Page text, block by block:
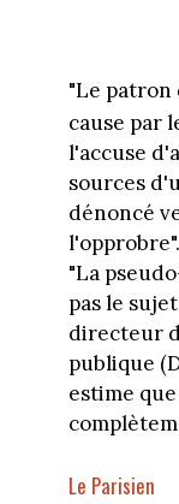
"Le patron
cause par
l'accuse
sources
dénoncé
l'opprobre".
"La
pas le
directeur
publique
estime
Le Parisien